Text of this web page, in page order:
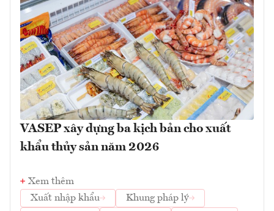
VASEP xây dựng ba kịch bản cho xuất
khẩu thủy sản năm 2026
Xem thêm
Xuất nhập khẩu
Khung pháp lý